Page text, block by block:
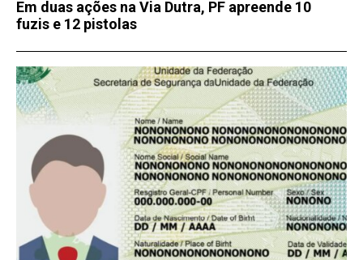
Em duas ações na Via Dutra, PF apreende 10
fuzis e 12 pistolas